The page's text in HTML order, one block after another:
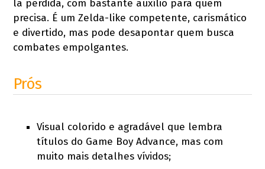
la perdida, com bastante auxílio para quem
precisa. É um Zelda-like competente, carismático
e divertido, mas pode desapontar quem busca
combates empolgantes.
Prós
Visual colorido e agradável que lembra
títulos do Game Boy Advance, mas com
muito mais detalhes vívidos;